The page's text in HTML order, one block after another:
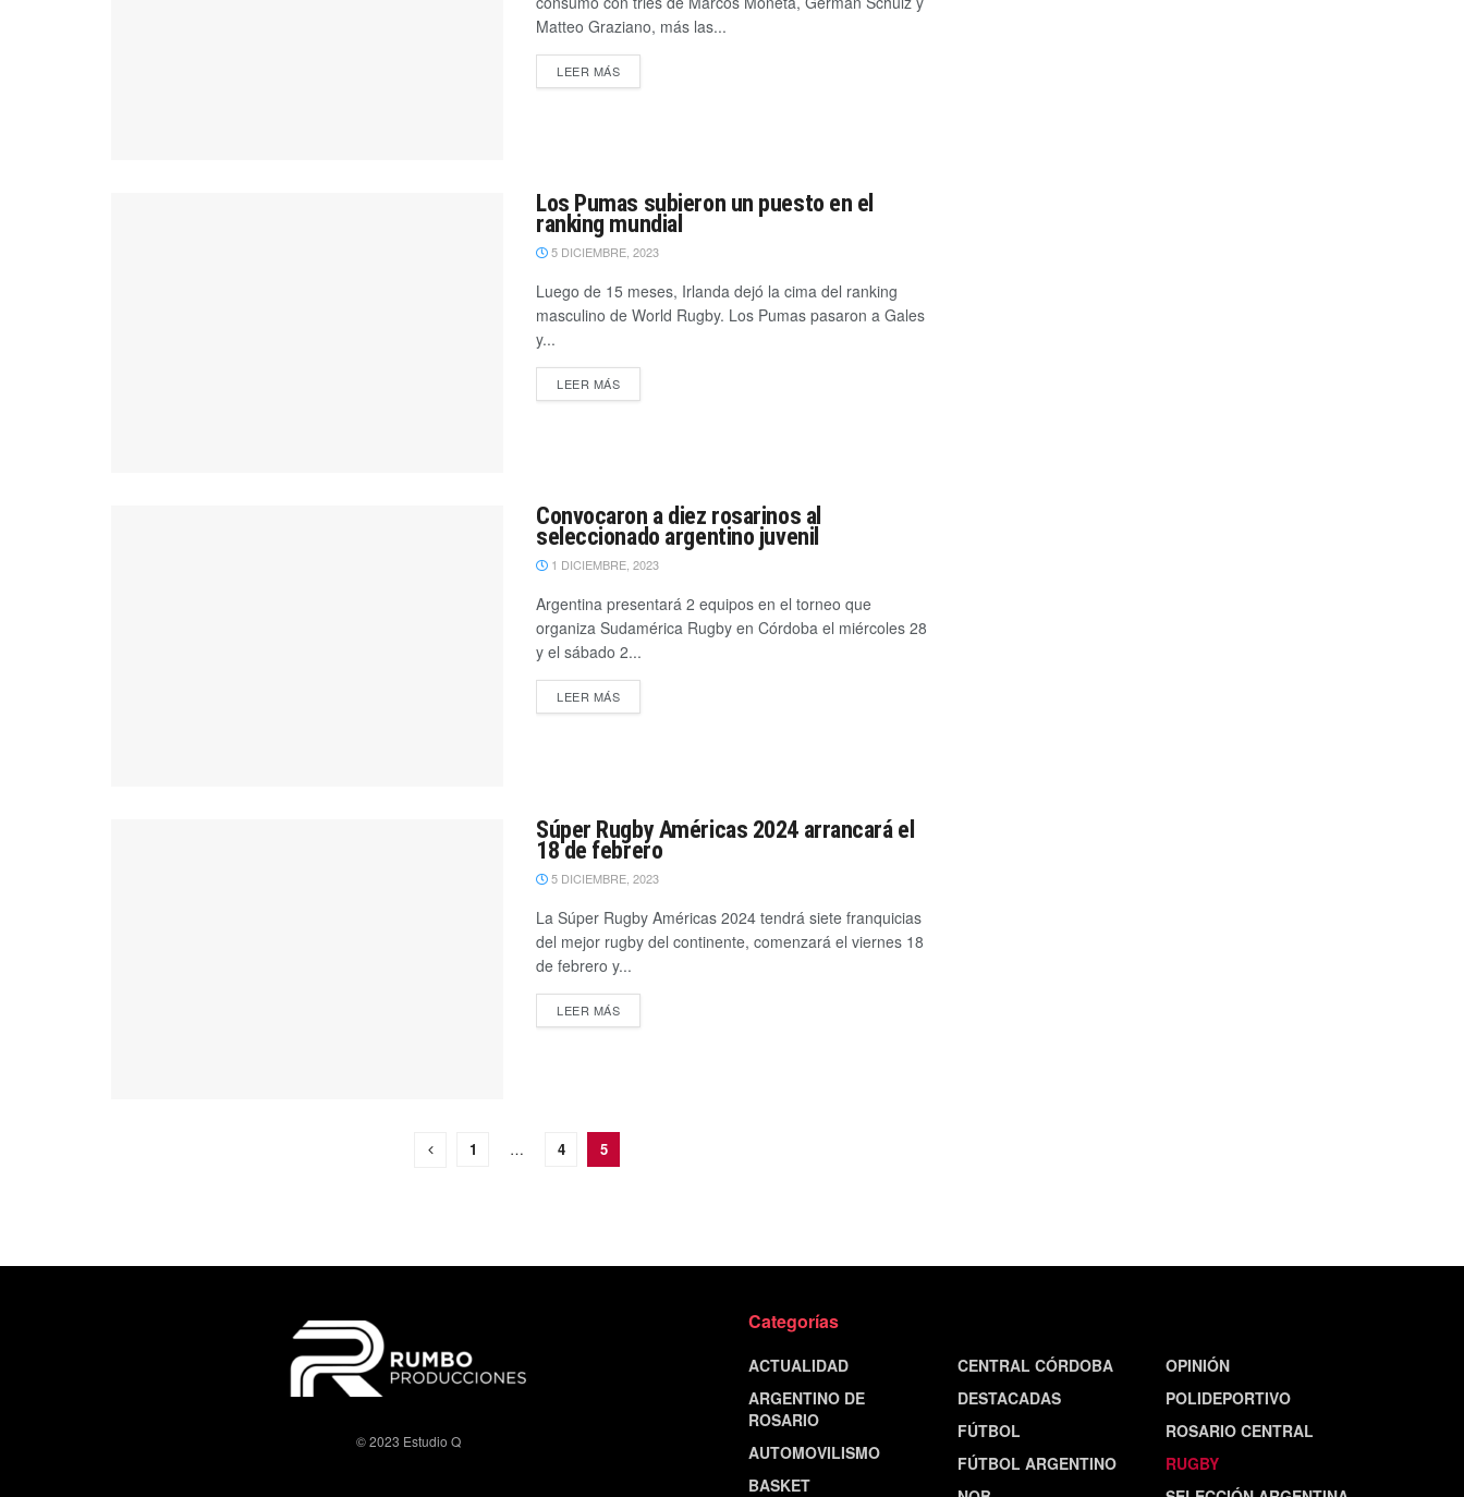
Matteo Graziano, más las...
LEER MÁS
Los Pumas subieron un puesto en el
ranking mundial
5 DICIEMBRE, 2023
Luego de 15 meses, Irlanda dejó la cima del ranking
masculino de World Rugby. Los Pumas pasaron a Gales
y...
LEER MÁS
Convocaron a diez rosarinos al
seleccionado argentino juvenil
1 DICIEMBRE, 2023
Argentina presentará 2 equipos en el torneo que
organiza Sudamérica Rugby en Córdoba el miércoles 28
y el sábado 2...
LEER MÁS
Súper Rugby Américas 2024 arrancará el
18 de febrero
5 DICIEMBRE, 2023
La Súper Rugby Américas 2024 tendrá siete franquicias
del mejor rugby del continente, comenzará el viernes 18
de febrero y...
LEER MÁS
1 … 4 5
© 2023 Estudio Q
Categorías
ACTUALIDAD
ARGENTINO DE
ROSARIO
AUTOMOVILISMO
BASKET
CENTRAL CÓRDOBA
DESTACADAS
FÚTBOL
FÚTBOL ARGENTINO
OPINIÓN
POLIDEPORTIVO
ROSARIO CENTRAL
RUGBY